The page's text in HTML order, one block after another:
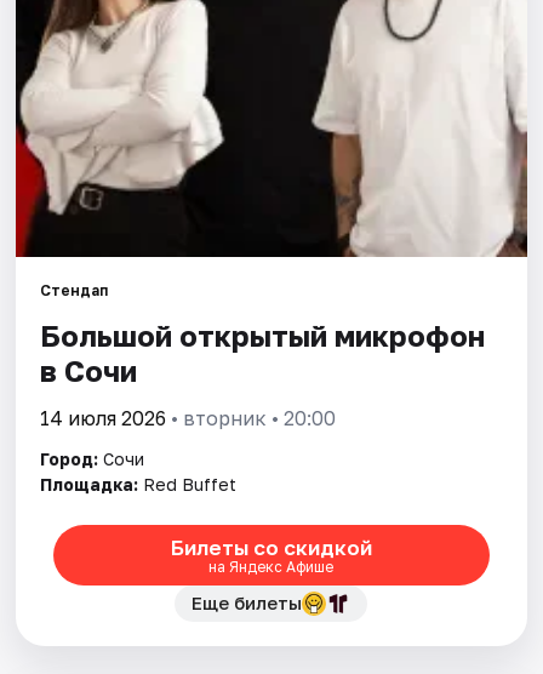
Рейтинги
Стендап
Большой открытый микрофон
в Сочи
14 июля 2026 • вторник • 20:00
Город: Сочи
Площадка: Red Buffet
Билеты со скидкой
на Яндекс Афише
Еще билеты